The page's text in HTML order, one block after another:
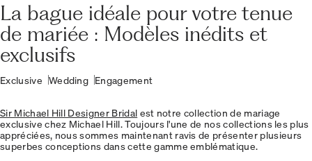
La bague idéale pour votre tenue
de mariée : Modèles inédits et
exclusifs
Exclusive Wedding Engagement
Sir Michael Hill Designer Bridal est notre collection de mariage
exclusive chez Michael Hill. Toujours l'une de nos collections les plus
appréciées, nous sommes maintenant ravis de présenter plusieurs
superbes conceptions dans cette gamme emblématique.